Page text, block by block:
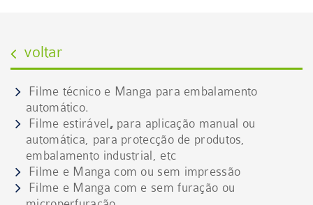
voltar
Filme técnico e Manga para embalamento
automático.
Filme estirável , para aplicação manual ou
automática, para protecção de produtos,
embalamento industrial, etc
Filme e Manga com ou sem impressão
Filme e Manga com e sem furação ou